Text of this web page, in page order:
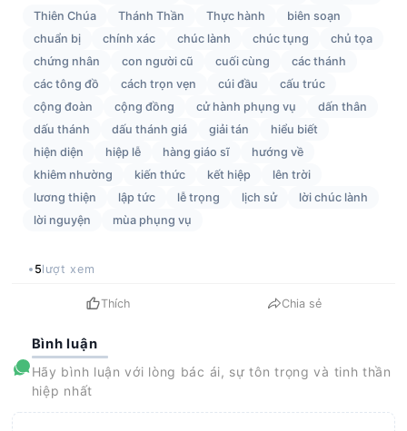
Thiên Chúa
Thánh Thần Thực hành
biên soạn
chuẩn bị
chính xác chúc lành chúc tụng
chủ tọa
chứng nhân
con người cũ cuối cùng
các thánh
các tông đồ
cách trọn vẹn cúi đầu
cấu trúc
cộng đoàn
cộng đồng cử hành phụng vụ
dấn thân
dấu thánh
dấu thánh giá giải tán
hiểu biết
hiện diện
hiệp lễ hàng giáo sĩ
hướng về
khiêm nhường
kiến thức kết hiệp
lên trời
lương thiện
lập tức lễ trọng lịch sử
lời chúc lành
lời nguyện
mùa phụng vụ
5lượt xem
Thích Chia sẻ
Bình luận
Hãy bình luận với lòng bác ái, sự tôn trọng và tinh thần
hiệp nhất